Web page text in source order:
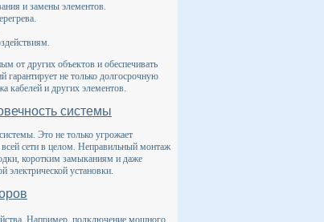
и замены элементов.
от других объектов и обеспечивать
гарантирует не только долгосрочную
кабелей и других элементов.
системы
Это не только угрожает
всей сети в целом. Неправильный монтаж
коротким замыканиям и даже
установки.